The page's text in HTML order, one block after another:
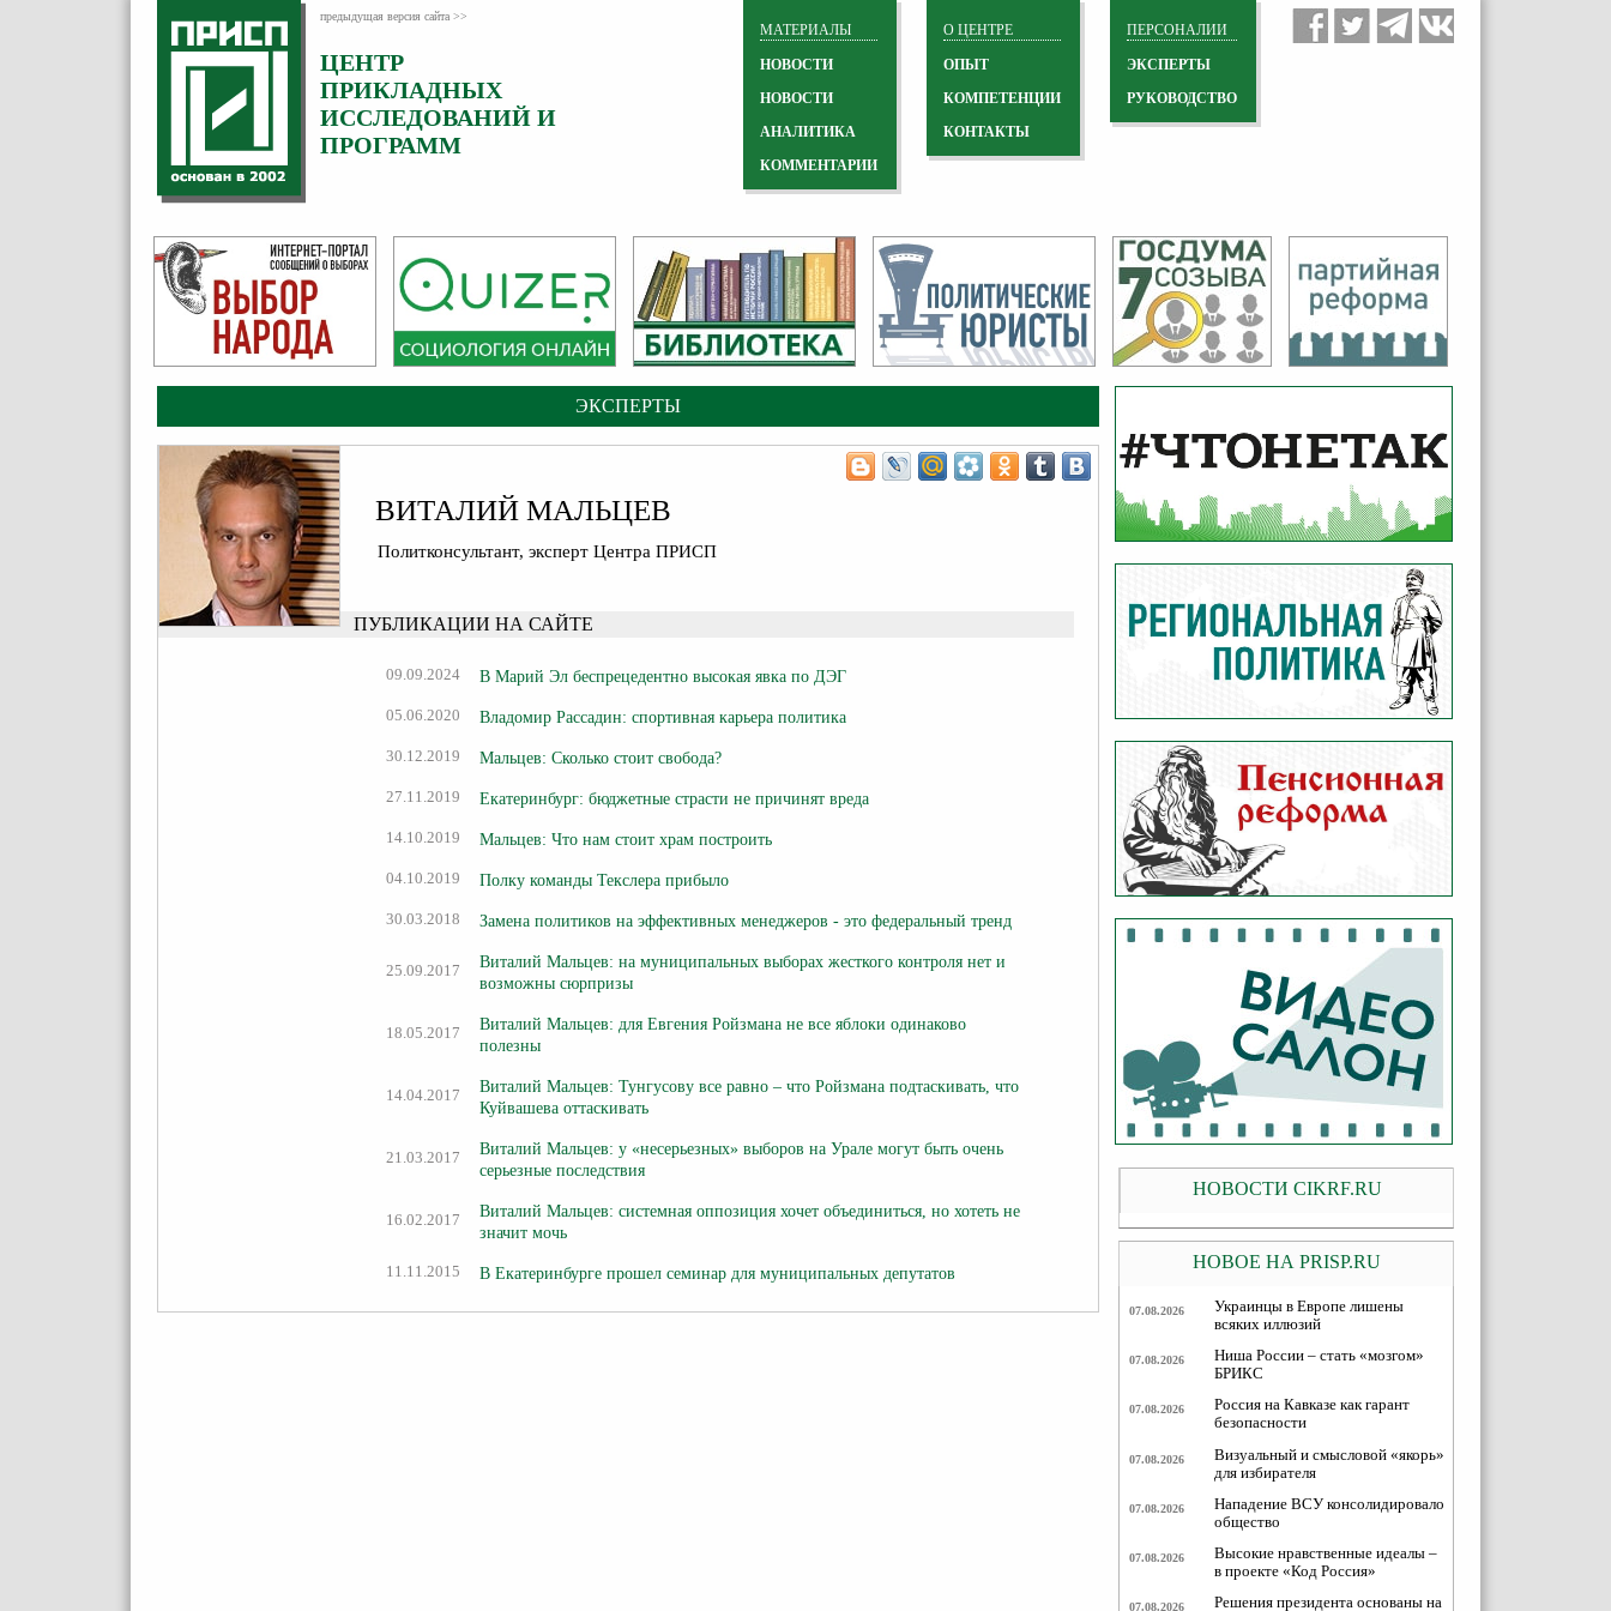
предыдущая версия сайта >>
ЦЕНТР
ПРИКЛАДНЫХ
ИССЛЕДОВАНИЙ И
ПРОГРАММ
ПЕРСОНАЛИИ
ЭКСПЕРТЫ
РУКОВОДСТВО
О ЦЕНТРЕ
ОПЫТ
КОМПЕТЕНЦИИ
КОНТАКТЫ
МАТЕРИАЛЫ
НОВОСТИ
НОВОСТИ
АНАЛИТИКА
КОММЕНТАРИИ
ЭКСПЕРТЫ
ВИТАЛИЙ МАЛЬЦЕВ
Политконсультант, эксперт Центра ПРИСП
ПУБЛИКАЦИИ НА САЙТЕ
09.09.2024 В Марий Эл беспрецедентно высокая явка по ДЭГ
05.06.2020 Владомир Рассадин: спортивная карьера политика
30.12.2019 Мальцев: Сколько стоит свобода?
27.11.2019 Екатеринбург: бюджетные страсти не причинят вреда
14.10.2019 Мальцев: Что нам стоит храм построить
04.10.2019 Полку команды Текслера прибыло
30.03.2018 Замена политиков на эффективных менеджеров - это федеральный тренд
25.09.2017
Виталий Мальцев: на муниципальных выборах жесткого контроля нет и
возможны сюрпризы
18.05.2017
Виталий Мальцев: для Евгения Ройзмана не все яблоки одинаково
полезны
14.04.2017
Виталий Мальцев: Тунгусову все равно – что Ройзмана подтаскивать, что
Куйвашева оттаскивать
21.03.2017
Виталий Мальцев: у «несерьезных» выборов на Урале могут быть очень
серьезные последствия
16.02.2017
Виталий Мальцев: системная оппозиция хочет объединиться, но хотеть не
значит мочь
11.11.2015 В Екатеринбурге прошел семинар для муниципальных депутатов
НОВОСТИ CIKRF.RU
НОВОЕ НА PRISP.RU
07.08.2026
Украинцы в Европе лишены
всяких иллюзий
07.08.2026
Ниша России – стать «мозгом»
БРИКС
07.08.2026
Россия на Кавказе как гарант
безопасности
07.08.2026
Визуальный и смысловой «якорь»
для избирателя
07.08.2026
Нападение ВСУ консолидировало
общество
07.08.2026
Высокие нравственные идеалы –
в проекте «Код Россия»
07.08.2026
Решения президента основаны на